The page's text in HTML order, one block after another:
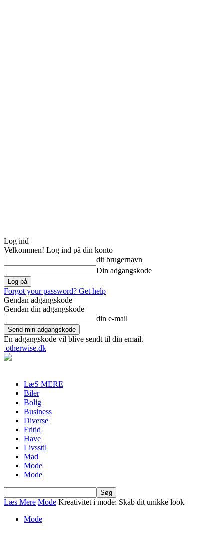
Log ind
Velkommen! Log ind på din konto
dit brugernavn
Din adgangskode
Forgot your password? Get help
Gendan adgangskode
Gendan din adgangskode
din e-mail
En adgangskode vil blive sendt til din email.
otherwise.dk
LæS MERE
Biler
Bolig
Business
Diverse
Fritid
Have
Livsstil
Mad
Mode
Mode
Læs Mere Mode Kreativitet i mode: Skab dit unikke look
Mode